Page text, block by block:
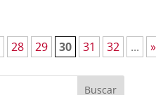
28 29 30 31 32 ...
»